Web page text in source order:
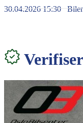
30.04.2026 15:30 Biler